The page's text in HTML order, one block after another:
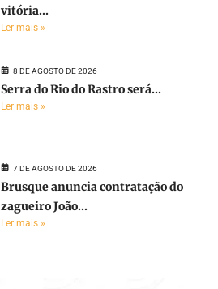
vitória...
Ler mais »
8 DE AGOSTO DE 2026
Serra do Rio do Rastro será...
Ler mais »
7 DE AGOSTO DE 2026
Brusque anuncia contratação do
zagueiro João...
Ler mais »